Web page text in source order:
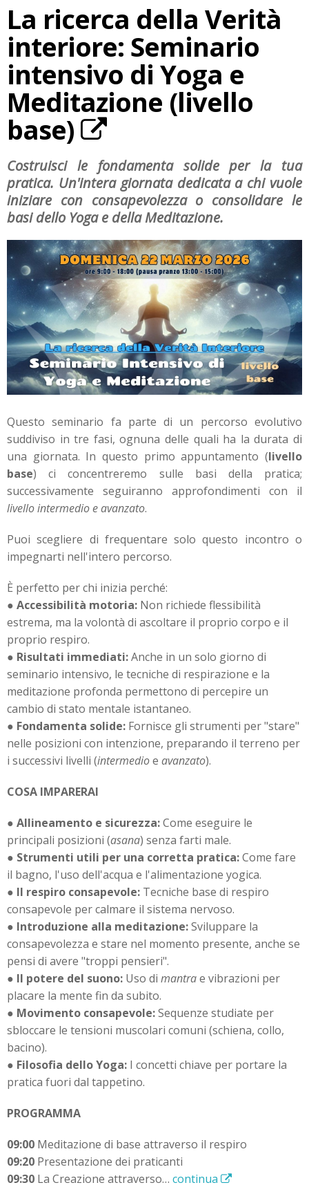
La ricerca della Verità
interiore: Seminario
intensivo di Yoga e
Meditazione (livello
base)
Costruisci le fondamenta solide per la tua
pratica. Un'intera giornata dedicata a chi vuole
iniziare con consapevolezza o consolidare le
basi dello Yoga e della Meditazione.
Questo seminario fa parte di un percorso evolutivo
suddiviso in tre fasi, ognuna delle quali ha la durata di
una giornata. In questo primo appuntamento (livello
base) ci concentreremo sulle basi della pratica;
successivamente seguiranno approfondimenti con il
livello intermedio e avanzato.
Puoi scegliere di frequentare solo questo incontro o
impegnarti nell'intero percorso.
È perfetto per chi inizia perché:
● Accessibilità motoria: Non richiede flessibilità
estrema, ma la volontà di ascoltare il proprio corpo e il
proprio respiro.
● Risultati immediati:Anche in un solo giorno di
seminario intensivo, le tecniche di respirazione e la
meditazione profonda permettono di percepire un
cambio di stato mentale istantaneo.
● Fondamenta solide: Fornisce gli strumenti per "stare"
nelle posizioni con intenzione, preparando il terreno per
i successivi livelli (intermedioe avanzato).
COSA IMPARERAI
● Allineamento e sicurezza:Come eseguire le
principali posizioni (asana) senza farti male.
● Strumenti utili per una corretta pratica:Come fare
il bagno, l'uso dell'acqua e l'alimentazione yogica.
● Il respiro consapevole: Tecniche base di respiro
consapevole per calmare il sistema nervoso.
● Introduzione alla meditazione:Sviluppare la
consapevolezza e stare nel momento presente, anche se
pensi di avere "troppi pensieri".
● Il potere del suono: Uso di mantrae vibrazioni per
placare la mente fin da subito.
● Movimento consapevole:Sequenze studiate per
sbloccare le tensioni muscolari comuni (schiena, collo,
bacino).
● Filosofia dello Yoga: I concetti chiave per portare la
pratica fuori dal tappetino.
PROGRAMMA
09:00 Meditazione di base attraverso il respiro
09:20 Presentazione dei praticanti
09:30 La Creazione attraverso… continua